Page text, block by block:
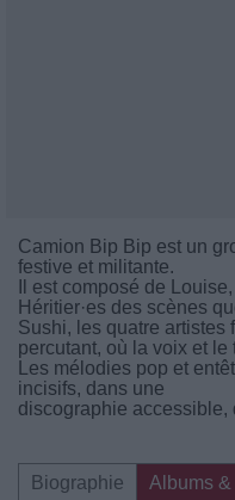
Camion Bip Bip est un
festive et militante.
Il est composé de
Héritier·es des scènes
Sushi, les quatre artistes
percutant, où la voix et
Les mélodies pop et
incisifs, dans une
discographie accessible,
Biographie
Albums